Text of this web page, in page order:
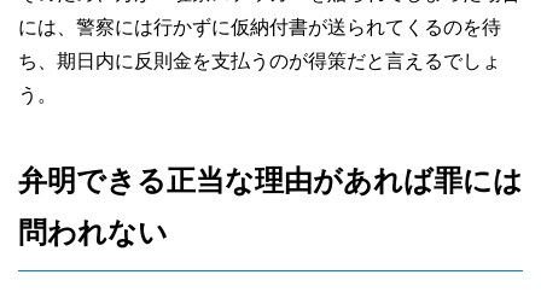
には、警察には行かずに仮納付書が送られてくるのを待
ち、期日内に反則金を支払うのが得策だと言えるでしょ
う。
弁明できる正当な理由があれば罪には
問われない